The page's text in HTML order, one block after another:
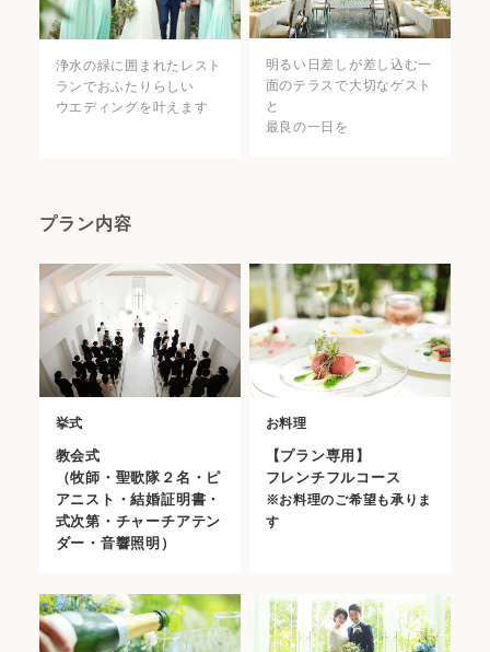
浄水の緑に囲まれたレスト
ランでおふたりらしい
ウエディングを叶えます
明るい日差しが差し込む一
面のテラスで大切なゲスト
と
最良の一日を
プラン内容
挙式
教会式
（牧師・聖歌隊２名・ピ
アニスト・結婚証明書・
式次第・チャーチアテン
ダー・音響照明）
お料理
【プラン専用】
フレンチフルコース
※お料理のご希望も承りま
す